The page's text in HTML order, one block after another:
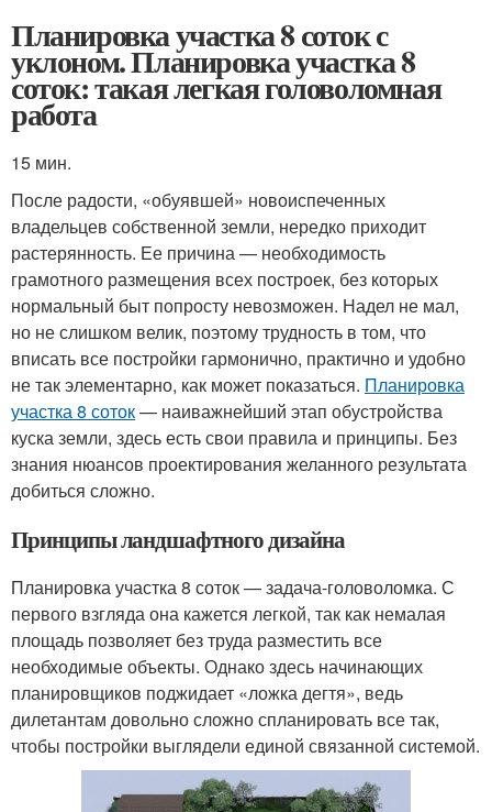
Планировка участка 8 соток с
уклоном. Планировка участка 8
соток: такая легкая головоломная
работа
15 мин.
После радости, «обуявшей» новоиспеченных
владельцев собственной земли, нередко приходит
растерянность. Ее причина — необходимость
грамотного размещения всех построек, без которых
нормальный быт попросту невозможен. Надел не мал,
но не слишком велик, поэтому трудность в том, что
вписать все постройки гармонично, практично и удобно
не так элементарно, как может показаться. Планировка
участка 8 соток— наиважнейший этап обустройства
куска земли, здесь есть свои правила и принципы. Без
знания нюансов проектирования желанного результата
добиться сложно.
Принципы ландшафтного дизайна
Планировка участка 8 соток — задача-головоломка. С
первого взгляда она кажется легкой, так как немалая
площадь позволяет без труда разместить все
необходимые объекты. Однако здесь начинающих
планировщиков поджидает «ложка дегтя», ведь
дилетантам довольно сложно спланировать все так,
чтобы постройки выглядели единой связанной системой.